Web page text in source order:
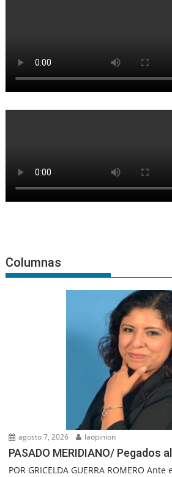
Columnas
agosto 7, 2026 laopinion
PASADO MERIDIANO/ Pegados
POR GRICELDA GUERRA ROMERO